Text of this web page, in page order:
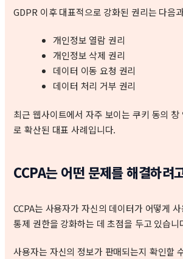
GDPR 이후 대표적으로 강화된 권리는 다음
개인정보 열람 권리
개인정보 삭제 권리
데이터 이동 요청 권리
데이터 처리 거부 권리
최근 웹사이트에서 자주 보이는 쿠키 동의 창
로 확산된 대표 사례입니다.
CCPA는 어떤 문제를 해결하려
CCPA는 사용자가 자신의 데이터가 어떻게
통제 권한을 강화하는 데 초점을 두고 있습니
사용자는 자신의 정보가 판매되는지 확인할